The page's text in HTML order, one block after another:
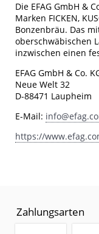
Die EFAG GmbH &
Marken FICKEN,
Bonzenbräu. Das
oberschwäbischen
inzwischen einen
EFAG GmbH & Co.
Neue Welt 32
D-88471 Laupheim
E-Mail:
https://
Zahlungsarten